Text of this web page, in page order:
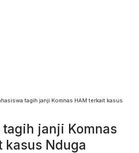
tagih janji Komnas HAM terkait kasus
janji Komnas
kasus Nduga